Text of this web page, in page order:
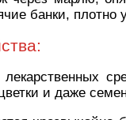
банки, плотно
и даже